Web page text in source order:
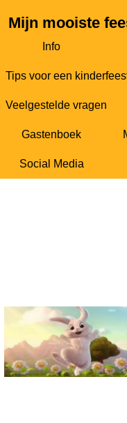
Mijn mooiste
Info
Tips voor een
Veelgestelde vragen
Gastenboek
Social Media